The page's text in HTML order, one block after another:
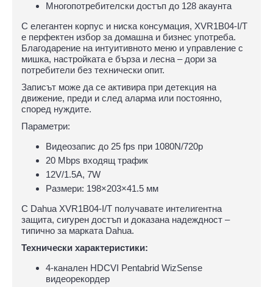
Многопотребителски достъп до 128 акаунта
С елегантен корпус и ниска консумация, XVR1B04-I/T
е перфектен избор за домашна и бизнес употреба.
Благодарение на интуитивното меню и управление с
мишка, настройката е бърза и лесна – дори за
потребители без технически опит.
Записът може да се активира при детекция на
движение, преди и след аларма или постоянно,
според нуждите.
Параметри:
Видеозапис до 25 fps при 1080N/720p
20 Mbps входящ трафик
12V/1.5A, 7W
Размери: 198×203×41.5 мм
С Dahua XVR1B04-I/T получавате интелигентна
защита, сигурен достъп и доказана надеждност –
типично за марката Dahua.
Технически характеристики:
4-канален HDCVI Pentabrid WizSense
видеорекордер